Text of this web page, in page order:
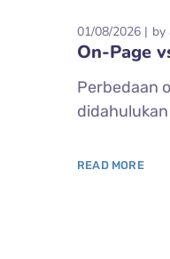
01/08/2026 by
On-Page
Perbedaan
READ MORE